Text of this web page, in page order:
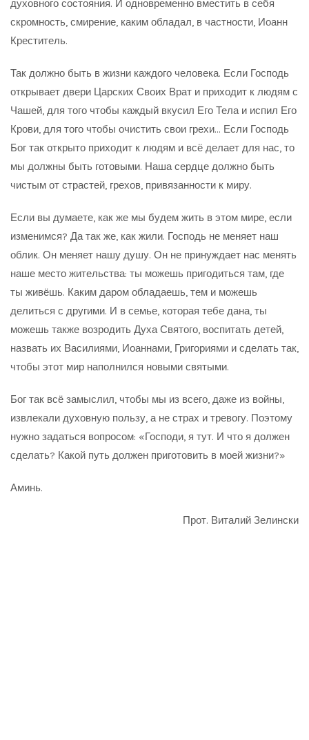
духовного состояния. И одновременно вместить в себя
скромность, смирение, каким обладал, в частности, Иоанн
Креститель.
Так должно быть в жизни каждого человека. Если Господь
открывает двери Царских Своих Врат и приходит к людям с
Чашей, для того чтобы каждый вкусил Его Тела и испил Его
Крови, для того чтобы очистить свои грехи… Если Господь
Бог так открыто приходит к людям и всё делает для нас, то
мы должны быть готовыми. Наша сердце должно быть
чистым от страстей, грехов, привязанности к миру.
Если вы думаете, как же мы будем жить в этом мире, если
изменимся? Да так же, как жили. Господь не меняет наш
облик. Он меняет нашу душу. Он не принуждает нас менять
наше место жительства: ты можешь пригодиться там, где
ты живёшь. Каким даром обладаешь, тем и можешь
делиться с другими. И в семье, которая тебе дана, ты
можешь также возродить Духа Святого, воспитать детей,
назвать их Василиями, Иоаннами, Григориями и сделать так,
чтобы этот мир наполнился новыми святыми.
Бог так всё замыслил, чтобы мы из всего, даже из войны,
извлекали духовную пользу, а не страх и тревогу. Поэтому
нужно задаться вопросом: «Господи, я тут. И что я должен
сделать? Какой путь должен приготовить в моей жизни?»
Аминь.
Прот. Виталий Зелински